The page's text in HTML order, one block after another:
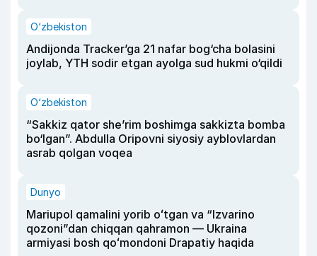
O‘zbekiston
Andijonda Tracker’ga 21 nafar bog‘cha bolasini
joylab, YTH sodir etgan ayolga sud hukmi o‘qildi
O‘zbekiston
“Sakkiz qator she’rim boshimga sakkizta bomba
bo‘lgan”. Abdulla Oripovni siyosiy ayblovlardan
asrab qolgan voqea
Dunyo
Mariupol qamalini yorib oʻtgan va “Izvarino
qozoni”dan chiqqan qahramon — Ukraina
armiyasi bosh qoʻmondoni Drapatiy haqida